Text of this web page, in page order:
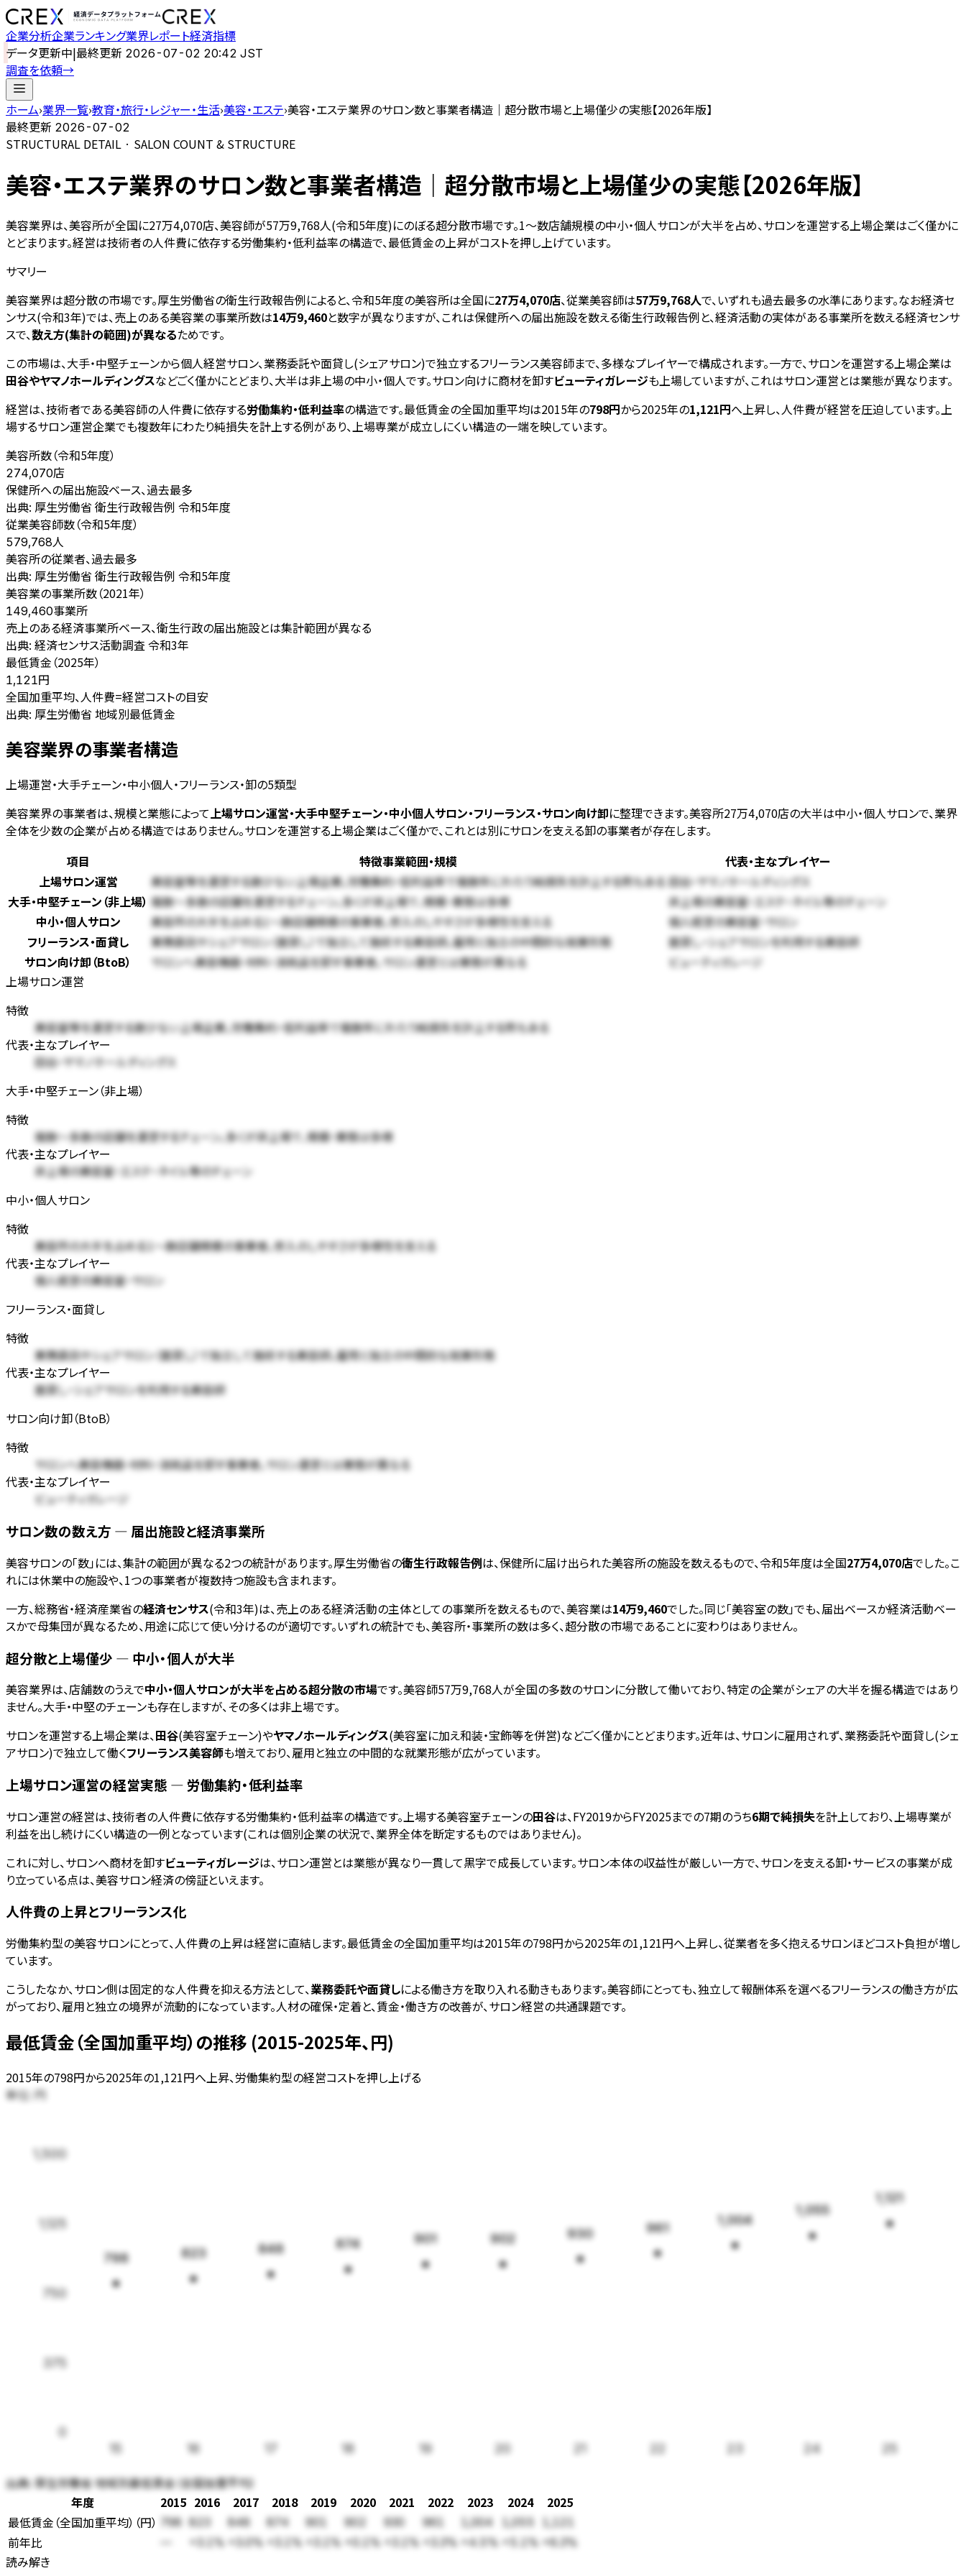
企業分析企業ランキング業界レポート経済指標
データ更新中|最終更新 2026-07-02 20:42 JST
調査を依頼→
ホーム›業界一覧›教育・旅行・レジャー・生活›美容・エステ›美容・エステ業界のサロン数と事業者構造｜超分散市場と上場僅少の実態【2026年版】
最終更新 2026-07-02
STRUCTURAL DETAIL · SALON COUNT & STRUCTURE
美容・エステ業界のサロン数と事業者構造｜超分散市場と上場僅少の実態【2026年版】
美容業界は、美容所が全国に27万4,070店、美容師が57万9,768人(令和5年度)にのぼる超分散市場です。1〜数店舗規模の中小・個人サロンが大半を占め、サロンを運営する上場企業はごく僅かに
とどまります。経営は技術者の人件費に依存する労働集約・低利益率の構造で、最低賃金の上昇がコストを押し上げています。
サマリー
美容業界は超分散の市場です。厚生労働省の衛生行政報告例によると、令和5年度の美容所は全国に27万4,070店、従業美容師は57万9,768人で、いずれも過去最多の水準にあります。なお経済セ
ンサス(令和3年)では、売上のある美容業の事業所数は14万9,460と数字が異なりますが、これは保健所への届出施設を数える衛生行政報告例と、経済活動の実体がある事業所を数える経済センサ
スで、数え方(集計の範囲)が異なるためです。
この市場は、大手・中堅チェーンから個人経営サロン、業務委託や面貸し(シェアサロン)で独立するフリーランス美容師まで、多様なプレイヤーで構成されます。一方で、サロンを運営する上場企業は
田谷やヤマノホールディングスなどごく僅かにとどまり、大半は非上場の中小・個人です。サロン向けに商材を卸すビューティガレージも上場していますが、これはサロン運営とは業態が異なります。
経営は、技術者である美容師の人件費に依存する労働集約・低利益率の構造です。最低賃金の全国加重平均は2015年の798円から2025年の1,121円へ上昇し、人件費が経営を圧迫しています。上
場するサロン運営企業でも複数年にわたり純損失を計上する例があり、上場専業が成立しにくい構造の一端を映しています。
美容所数（令和5年度）
274,070店
保健所への届出施設ベース、過去最多
出典: 厚生労働省 衛生行政報告例 令和5年度
従業美容師数（令和5年度）
579,768人
美容所の従業者、過去最多
出典: 厚生労働省 衛生行政報告例 令和5年度
美容業の事業所数（2021年）
149,460事業所
売上のある経済事業所ベース、衛生行政の届出施設とは集計範囲が異なる
出典: 経済センサス活動調査 令和3年
最低賃金（2025年）
1,121円
全国加重平均、人件費=経営コストの目安
出典: 厚生労働省 地域別最低賃金
美容業界の事業者構造
上場運営・大手チェーン・中小個人・フリーランス・卸の5類型
美容業界の事業者は、規模と業態によって上場サロン運営・大手中堅チェーン・中小個人サロン・フリーランス・サロン向け卸に整理できます。美容所27万4,070店の大半は中小・個人サロンで、業界
全体を少数の企業が占める構造ではありません。サロンを運営する上場企業はごく僅かで、これとは別にサロンを支える卸の事業者が存在します。
項目
特徴事業範囲・規模
代表・主なプレイヤー
上場サロン運営
美容室等を運営する数少ない上場企業。労働集約・低利益率で複数年にわたり純損失を計上する例もある田谷・ヤマノホールディングス
大手・中堅チェーン（非上場） 複数〜多数の店舗を運営するチェーン。多くが非上場で、規模・業態は多様
非上場の美容室・エステ・ネイル等のチェーン
中小・個人サロン
美容所の大半を占める1〜数店舗規模の事業者。参入のしやすさが多様性を支える
個人経営の美容室・サロン
フリーランス・面貸し
業務委託やシェアサロン（面貸し）で独立して施術する美容師。雇用と独立の中間的な就業形態
面貸し・シェアサロンを利用する美容師
サロン向け卸（BtoB）
サロンへ美容機器・材料・消耗品を卸す事業者。サロン運営とは業態が異なる
ビューティガレージ
上場サロン運営
特徴
美容室等を運営する数少ない上場企業。労働集約・低利益率で複数年にわたり純損失を計上する例もある
代表・主なプレイヤー
田谷・ヤマノホールディングス
大手・中堅チェーン（非上場）
特徴
複数〜多数の店舗を運営するチェーン。多くが非上場で、規模・業態は多様
代表・主なプレイヤー
非上場の美容室・エステ・ネイル等のチェーン
中小・個人サロン
特徴
美容所の大半を占める1〜数店舗規模の事業者。参入のしやすさが多様性を支える
代表・主なプレイヤー
個人経営の美容室・サロン
フリーランス・面貸し
特徴
業務委託やシェアサロン（面貸し）で独立して施術する美容師。雇用と独立の中間的な就業形態
代表・主なプレイヤー
面貸し・シェアサロンを利用する美容師
サロン向け卸（BtoB）
特徴
サロンへ美容機器・材料・消耗品を卸す事業者。サロン運営とは業態が異なる
代表・主なプレイヤー
ビューティガレージ
サロン数の数え方 — 届出施設と経済事業所
美容サロンの「数」には、集計の範囲が異なる2つの統計があります。厚生労働省の衛生行政報告例は、保健所に届け出られた美容所の施設を数えるもので、令和5年度は全国27万4,070店でした。こ
れには休業中の施設や、1つの事業者が複数持つ施設も含まれます。
一方、総務省・経済産業省の経済センサス(令和3年)は、売上のある経済活動の主体としての事業所を数えるもので、美容業は14万9,460でした。同じ「美容室の数」でも、届出ベースか経済活動ベー
スかで母集団が異なるため、用途に応じて使い分けるのが適切です。いずれの統計でも、美容所・事業所の数は多く、超分散の市場であることに変わりはありません。
超分散と上場僅少 — 中小・個人が大半
美容業界は、店舗数のうえで中小・個人サロンが大半を占める超分散の市場です。美容師57万9,768人が全国の多数のサロンに分散して働いており、特定の企業がシェアの大半を握る構造ではあり
ません。大手・中堅のチェーンも存在しますが、その多くは非上場です。
サロンを運営する上場企業は、田谷(美容室チェーン)やヤマノホールディングス(美容室に加え和装・宝飾等を併営)などごく僅かにとどまります。近年は、サロンに雇用されず、業務委託や面貸し(シェ
アサロン)で独立して働くフリーランス美容師も増えており、雇用と独立の中間的な就業形態が広がっています。
上場サロン運営の経営実態 — 労働集約・低利益率
サロン運営の経営は、技術者の人件費に依存する労働集約・低利益率の構造です。上場する美容室チェーンの田谷は、FY2019からFY2025までの7期のうち6期で純損失を計上しており、上場専業が
利益を出し続けにくい構造の一例となっています(これは個別企業の状況で、業界全体を断定するものではありません)。
これに対し、サロンへ商材を卸すビューティガレージは、サロン運営とは業態が異なり一貫して黒字で成長しています。サロン本体の収益性が厳しい一方で、サロンを支える卸・サービスの事業が成
り立っている点は、美容サロン経済の傍証といえます。
人件費の上昇とフリーランス化
労働集約型の美容サロンにとって、人件費の上昇は経営に直結します。最低賃金の全国加重平均は2015年の798円から2025年の1,121円へ上昇し、従業者を多く抱えるサロンほどコスト負担が増し
ています。
こうしたなか、サロン側は固定的な人件費を抑える方法として、業務委託や面貸しによる働き方を取り入れる動きもあります。美容師にとっても、独立して報酬体系を選べるフリーランスの働き方が広
がっており、雇用と独立の境界が流動的になっています。人材の確保・定着と、賃金・働き方の改善が、サロン経営の共通課題です。
最低賃金（全国加重平均）の推移 (2015-2025年、円)
2015年の798円から2025年の1,121円へ上昇、労働集約型の経営コストを押し上げる
単位: 円
0
375
750
1,125
1,500
798
15
823
16
848 874
18
901
19
902
20
930 961
22
1,004
23
1,055
24
1,121
25
出典:厚生労働省 地域別最低賃金（全国加重平均）
年度
2015 2016 2017 2018 2019 2020 2021 2022 2023 2024
2025
最低賃金（全国加重平均） （円） 798 823 848 874 901 902 930 961 1,004 1,055
前年比 +3.1% +3.0% +3.1% +3.1% +0.1% +3.1% +3.3% +4.5% +5.1% +6.3%
読み解き